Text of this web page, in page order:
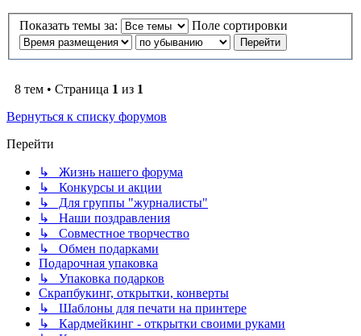
Показать темы за: Поле сортировки
8 тем • Страница 1 из 1
Вернуться к списку форумов
Перейти
↳ Жизнь нашего форума
↳ Конкурсы и акции
↳ Для группы "журналисты"
↳ Наши поздравления
↳ Совместное творчество
↳ Обмен подарками
Подарочная упаковка
↳ Упаковка подарков
Скрапбукинг, открытки, конверты
↳ Шаблоны для печати на принтере
↳ Кардмейкинг - открытки своими руками